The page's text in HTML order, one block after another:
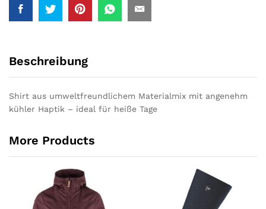
Beschreibung
Shirt aus umweltfreundlichem Materialmix mit angenehm
kühler Haptik – ideal für heiße Tage
More Products